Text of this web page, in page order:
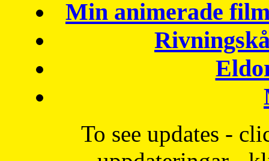
Min animerade
To see updates -